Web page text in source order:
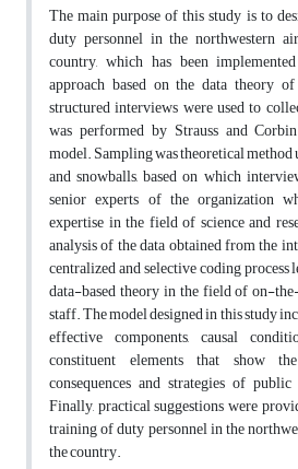
The main purpose of this study is to
duty personnel in the northwestern
country, which has been
approach based on the data theory
structured interviews were used to
was performed by Strauss and
model. Sampling was theoretical method
and snowballs, based on which
senior experts of the organization
expertise in the field of science and
analysis of the data obtained from the
centralized and selective coding
data-based theory in the field of on-
staff. The model designed in this study
effective components, causal
constituent elements that show
consequences and strategies of
Finally, practical suggestions were
training of duty personnel in the
the country.